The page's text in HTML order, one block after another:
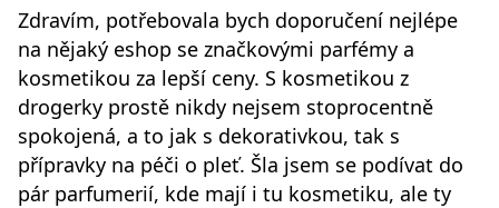
Zdravím, potřebovala bych doporučení nejlépe
na nějaký eshop se značkovými parfémy a
kosmetikou za lepší ceny. S kosmetikou z
drogerky prostě nikdy nejsem stoprocentně
spokojená, a to jak s dekorativkou, tak s
přípravky na péči o pleť. Šla jsem se podívat do
pár parfumerií, kde mají i tu kosmetiku, ale ty